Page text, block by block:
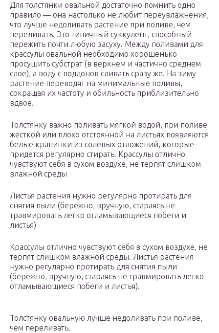
Для толстянки овальной достаточно помнить одно
правило — она настолько не любит переувлажнения,
что лучше недоливать растение при поливе, чем
переливать. Это типичный суккулент, способный
пережить почти любую засуху. Между поливами для
крассулы овальной необходимо хорошенько
просушить субстрат (в верхнем и частично среднем
слое), а воду с поддонов сливать сразу же. На зиму
растение переводят на минимальные поливы,
сокращая их частоту и обильность приблизительно
вдвое.
Толстянку важно поливать мягкой водой, при поливе
жесткой или плохо отстоянной на листьях появляются
белые крапинки из солевых отложений, которые
придется регулярно стирать. Крассулы отлично
чувствуют себя в сухом воздухе, не терпят слишком
влажной среды
Листья растения нужно регулярно протирать для
снятия пыли (бережно, вручную, стараясь не
травмировать легко отламывающиеся побеги и
листья)
Крассулы отлично чувствуют себя в сухом воздухе, не
терпят слишком влажной среды. Листья растения
нужно регулярно протирать для снятия пыли
(бережно, вручную, стараясь не травмировать легко
отламывающиеся побеги и листья).
Толстянку овальную лучше недоливать при поливе,
чем переливать.